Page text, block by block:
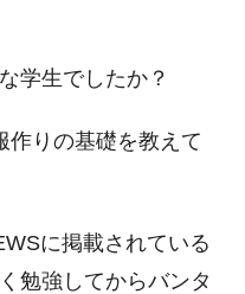
生でしたか？
作りの基礎を教えて
に掲載されている
勉強してからバンタ